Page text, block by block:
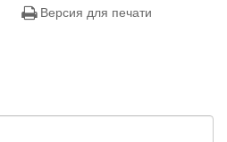
Версия для печати